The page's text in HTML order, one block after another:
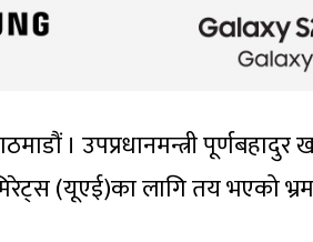
। उपप्रधानमन्त्री
(यूएई)का लागि तय भएको